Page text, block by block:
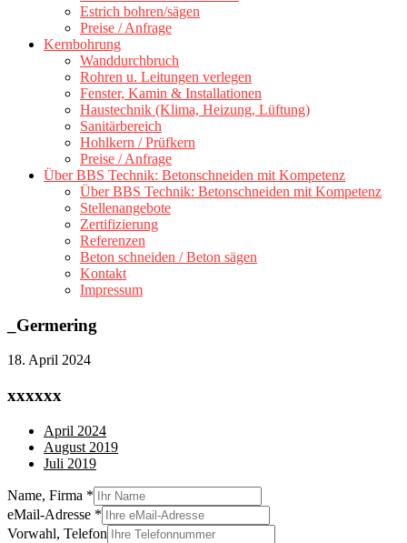
Estrich bohren/sägen
Preise / Anfrage
Kernbohrung
Wanddurchbruch
Rohren u. Leitungen verlegen
Fenster, Kamin & Installationen
Haustechnik (Klima, Heizung, Lüftung)
Sanitärbereich
Hohlkern / Prüfkern
Preise / Anfrage
Über BBS Technik: Betonschneiden mit Kompetenz
Über BBS Technik: Betonschneiden mit Kompetenz
Stellenangebote
Zertifizierung
Referenzen
Beton schneiden / Beton sägen
Kontakt
Impressum
_Germering
18. April 2024
xxxxxx
April 2024
August 2019
Juli 2019
Name, Firma *
eMail-Adresse *
Vorwahl, Telefon